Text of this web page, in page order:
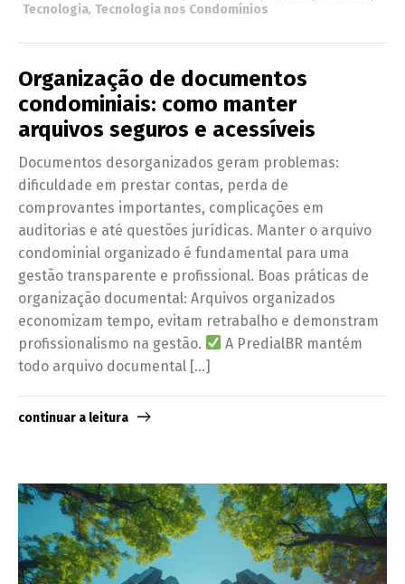
Tecnologia, Tecnologia nos Condomínios
Organização de documentos
condominiais: como manter
arquivos seguros e acessíveis
Documentos desorganizados geram problemas:
dificuldade em prestar contas, perda de
comprovantes importantes, complicações em
auditorias e até questões jurídicas. Manter o arquivo
condominial organizado é fundamental para uma
gestão transparente e profissional. Boas práticas de
organização documental: Arquivos organizados
economizam tempo, evitam retrabalho e demonstram
profissionalismo na gestão.
A PredialBR mantém
todo arquivo documental […]
continuar a leitura